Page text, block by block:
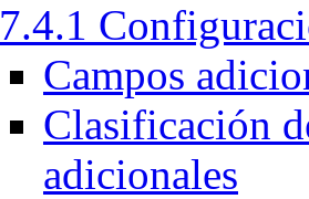
7.4.1
Campos
Clasificación
adicionales